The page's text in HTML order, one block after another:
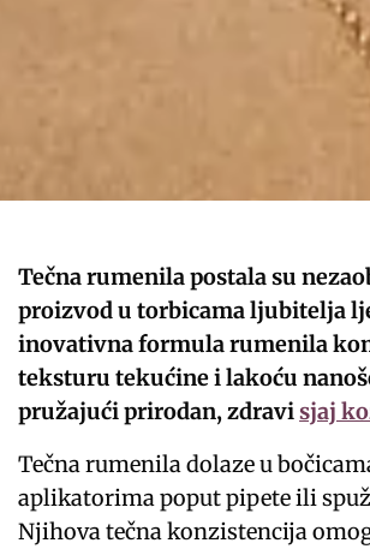
Tečna rumenila postala su
proizvod u torbicama ljubitelja
inovativna formula rumenila
teksturu tekućine i lakoću
pružajući prirodan, zdravisjaj
Tečna rumenila dolaze u
aplikatorima poput pipete ili
Njihova tečna konzistencija